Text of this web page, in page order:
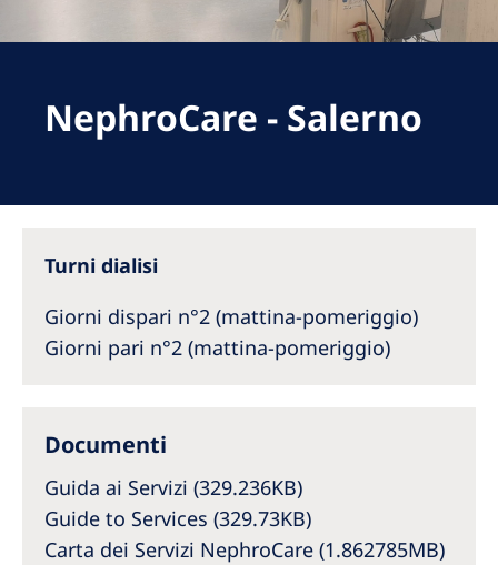
Serbia
Slovakia
Sweden
Switzerland
United Kingdom
Asia Pacific
Australia
Philippines
NephroCare - Salerno
Turni dialisi
Giorni dispari n°2 (mattina-pomeriggio)
Giorni pari n°2 (mattina-pomeriggio)
Documenti
Guida ai Servizi (329.236KB)
Guide to Services (329.73KB)
Carta dei Servizi NephroCare (1.862785MB)